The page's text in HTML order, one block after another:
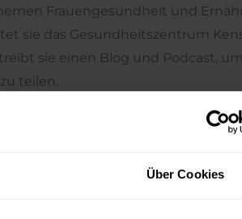
Über Cookies
Frauengesundheit und
sie das Gesundheitszentrum
sie einen Blog und Podcast,
teilen.